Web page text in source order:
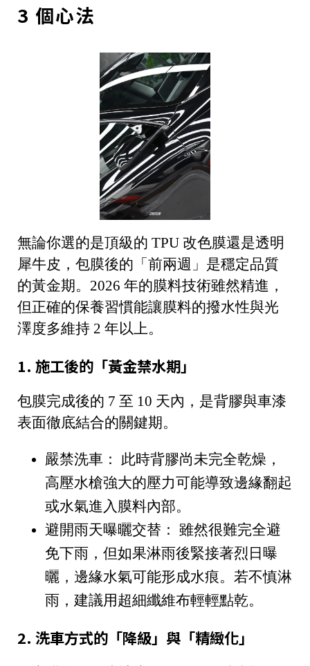
3 個心法
無論你選的是頂級的 TPU 改色膜還是透明
犀牛皮，包膜後的「前兩週」是穩定品質
的黃金期。2026 年的膜料技術雖然精進，
但正確的保養習慣能讓膜料的撥水性與光
澤度多維持 2 年以上。
1. 施工後的「黃金禁水期」
包膜完成後的 7 至 10 天內 ，是背膠與車漆
表面徹底結合的關鍵期。
嚴禁洗車：
此時背膠尚未完全乾燥，
高壓水槍強大的壓力可能導致邊緣翻起
或水氣進入膜料內部。
避開雨天曝曬交替：
雖然很難完全避
免下雨，但如果淋雨後緊接著烈日曝
曬，邊緣水氣可能形成水痕。若不慎淋
雨，建議用超細纖維布輕輕點乾。
2. 洗車方式的「降級」與「精緻化」